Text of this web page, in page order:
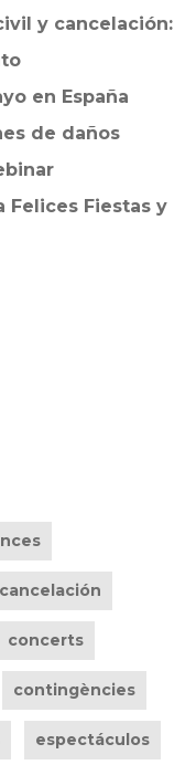
y cancelación:
en España
de daños
Felices Fiestas y
cancelación
concerts
contingències
espectáculos